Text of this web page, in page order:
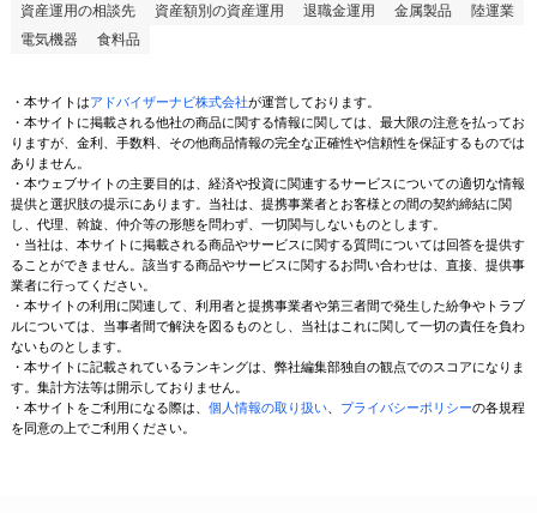
資産運用の相談先
資産額別の資産運用 退職金運用 金属製品
陸運業
電気機器
食料品
・本サイトはアドバイザーナビ株式会社が運営しております。
・本サイトに掲載される他社の商品に関する情報に関しては、最大限の注意を払ってお
りますが、金利、手数料、その他商品情報の完全な正確性や信頼性を保証するものでは
ありません。
・本ウェブサイトの主要目的は、経済や投資に関連するサービスについての適切な情報
提供と選択肢の提示にあります。当社は、提携事業者とお客様との間の契約締結に関
し、代理、斡旋、仲介等の形態を問わず、一切関与しないものとします。
・当社は、本サイトに掲載される商品やサービスに関する質問については回答を提供す
ることができません。該当する商品やサービスに関するお問い合わせは、直接、提供事
業者に行ってください。
・本サイトの利用に関連して、利用者と提携事業者や第三者間で発生した紛争やトラブ
ルについては、当事者間で解決を図るものとし、当社はこれに関して一切の責任を負わ
ないものとします。
・本サイトに記載されているランキングは、弊社編集部独自の観点でのスコアになりま
す。集計方法等は開示しておりません。
・本サイトをご利用になる際は、 個人情報の取り扱い、 プライバシーポリシーの各規程
を同意の上でご利用ください。